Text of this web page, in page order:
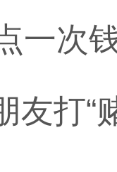
一次
打“赌